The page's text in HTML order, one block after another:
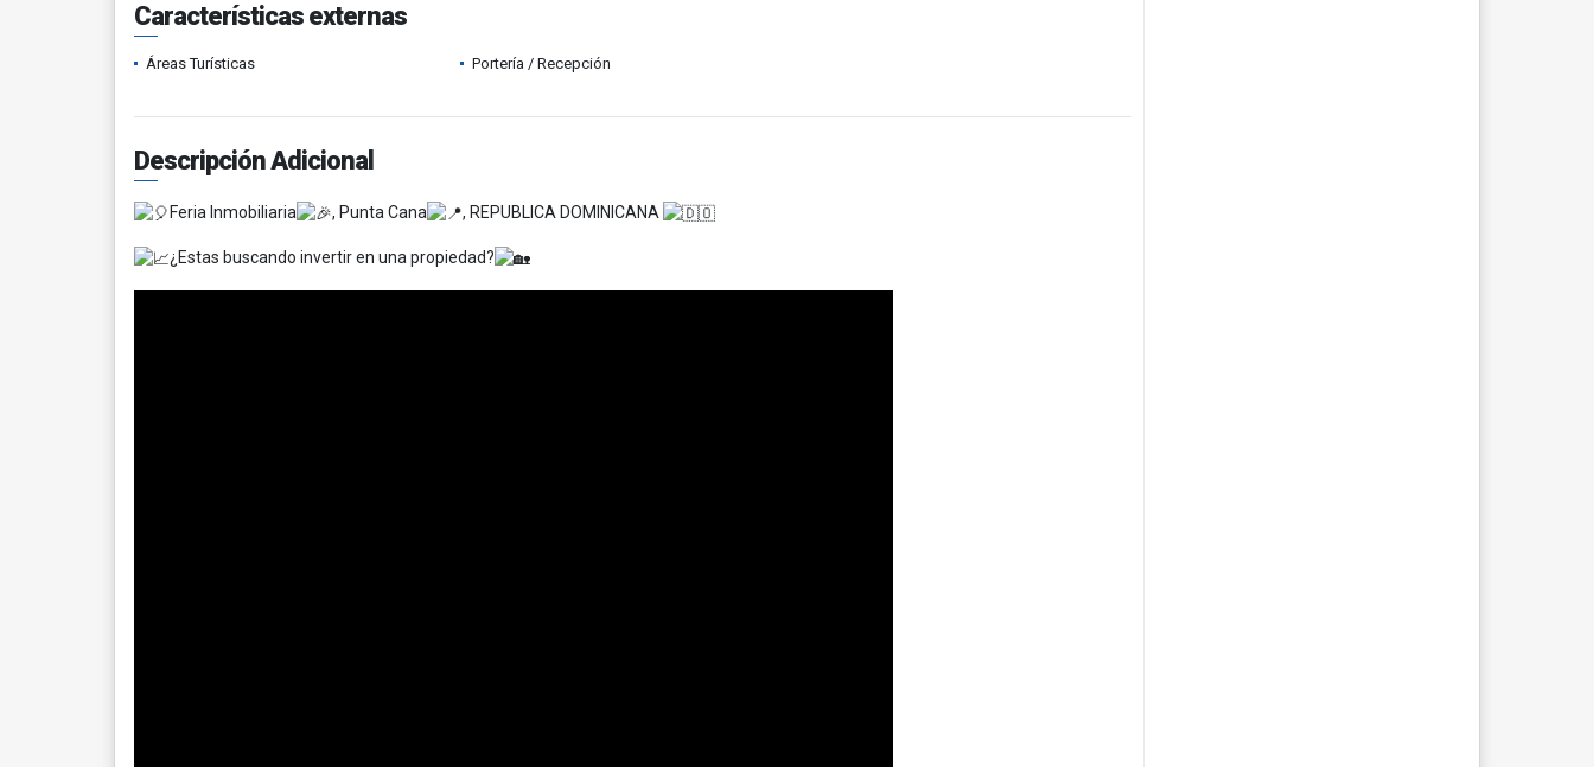
Características externas
Áreas Turísticas Portería / Recepción
Descripción Adicional
Feria Inmobiliaria , Punta Cana , REPUBLICA DOMINICANA
¿Estas buscando invertir en una propiedad?